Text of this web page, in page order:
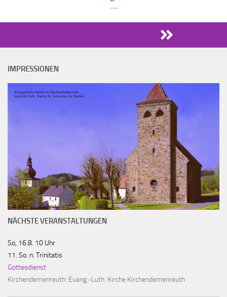
IMPRESSIONEN
Evangelische Kirche in Kirchendemenreuth
(und die kath. Kirche St. Johannes der Täufer)
NÄCHSTE VERANSTALTUNGEN
So, 16.8. 10 Uhr
11. So. n. Trinitatis
Gottesdienst
Kirchendemenreuth: Evang.-Luth. Kirche Kirchendemenreuth